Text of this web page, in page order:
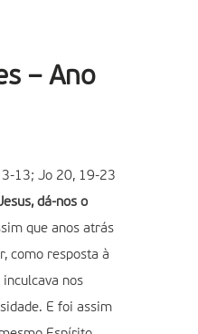
– Ano
13; Jo 20, 19-23
dá-nos o
que anos atrás
como resposta à
inculcava nos
E foi assim